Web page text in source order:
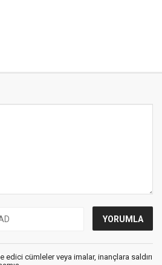
edici cümleler veya imalar, inançlara saldırı